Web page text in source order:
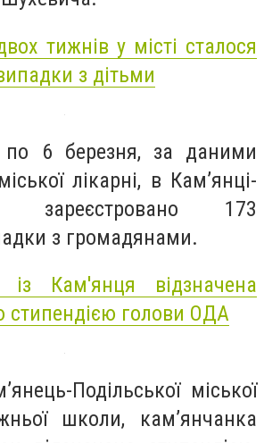
тижнів у місті сталося
з дітьми
6 березня, за даними
лікарні, в Кам’янці-
зареєстровано 173
з громадянами.
Кам'янця відзначена
стипендією голови ОДА
Подільської міської
школи, кам’янчанка